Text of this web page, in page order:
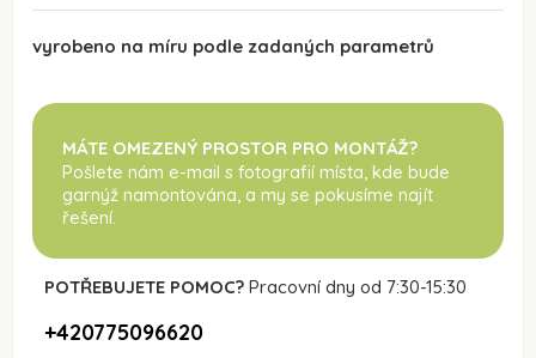
vyrobeno na míru podle zadaných parametrů
MÁTE OMEZENÝ PROSTOR PRO MONTÁŽ?
Pošlete nám e-mail s fotografií místa, kde bude
garnýž namontována , a my se pokusíme najít
řešení.
POTŘEBUJETE POMOC? Pracovní dny od 7:30-15:30
+420775096620